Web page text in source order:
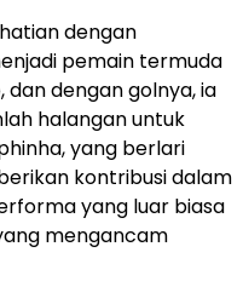
dengan
pemain termuda
dan dengan golnya, ia
halangan untuk
yang berlari
kontribusi dalam
yang luar biasa
mengancam